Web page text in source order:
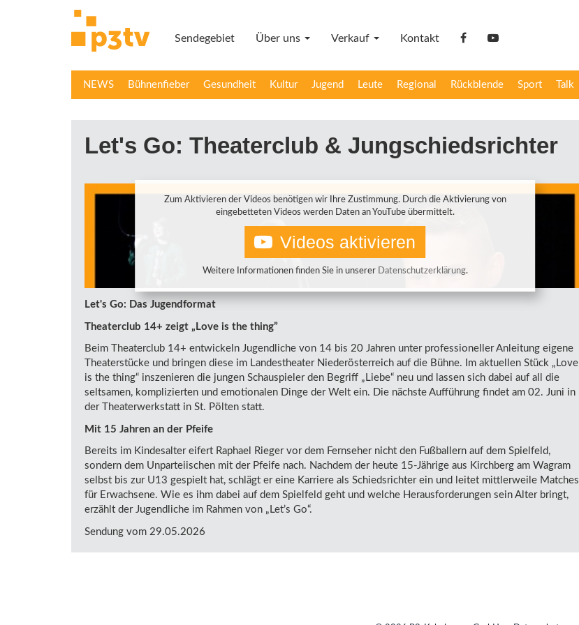
Sendegebiet Über uns Verkauf Kontakt facebookYouTube
NEWS Bühnenfieber Gesundheit Kultur Jugend Leute Regional Rückblende Sport Talk
Let's Go: Theaterclub & Jungschiedsrichter
Zum Aktivieren der Videos benötigen wir Ihre Zustimmung. Durch die Aktivierung von
eingebetteten Videos werden Daten an YouTube übermittelt.
Videos aktivieren
Weitere Informationen finden Sie in unserer Datenschutzerklärung.
Let's Go: Das Jugendformat
Theaterclub 14+ zeigt „Love is the thing”
Beim Theaterclub 14+ entwickeln Jugendliche von 14 bis 20 Jahren unter professioneller Anleitung eigene
Theaterstücke und bringen diese im Landestheater Niederösterreich auf die Bühne. Im aktuellen Stück „Love
is the thing“ inszenieren die jungen Schauspieler den Begriff „Liebe“ neu und lassen sich dabei auf all die
seltsamen, komplizierten und emotionalen Dinge der Welt ein. Die nächste Aufführung findet am 02. Juni in
der Theaterwerkstatt in St. Pölten statt.
Mit 15 Jahren an der Pfeife
Bereits im Kindesalter eifert Raphael Rieger vor dem Fernseher nicht den Fußballern auf dem Spielfeld,
sondern dem Unparteiischen mit der Pfeife nach. Nachdem der heute 15-Jährige aus Kirchberg am Wagram
selbst bis zur U13 gespielt hat, schlägt er eine Karriere als Schiedsrichter ein und leitet mittlerweile Matches
für Erwachsene. Wie es ihm dabei auf dem Spielfeld geht und welche Herausforderungen sein Alter bringt,
erzählt der Jugendliche im Rahmen von „Let’s Go“.
Sendung vom 29.05.2026